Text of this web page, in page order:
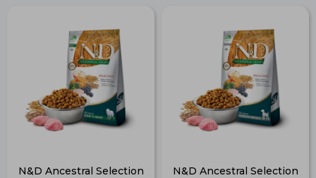
N&D Ancestral Selection
N&D Ancestral Selection